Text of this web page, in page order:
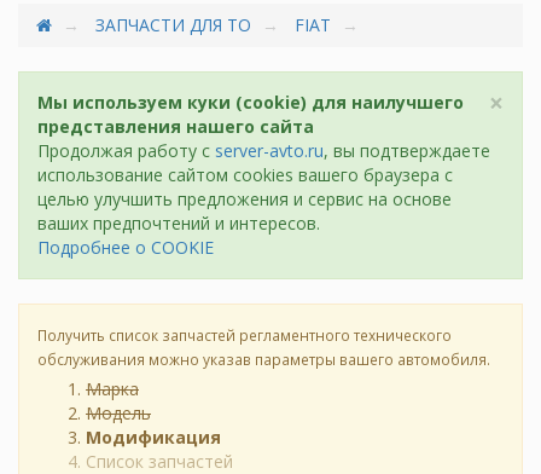
ЗАПЧАСТИ ДЛЯ ТО FIAT
×
Мы используем куки (cookie) для наилучшего
представления нашего сайта
Продолжая работу с server-avto.ru, вы подтверждаете
использование сайтом cookies вашего браузера с
целью улучшить предложения и сервис на основе
ваших предпочтений и интересов.
Подробнее о COOKIE
Получить список запчастей регламентного технического
обслуживания можно указав параметры вашего автомобиля.
Марка
Модель
Модификация
Список запчастей